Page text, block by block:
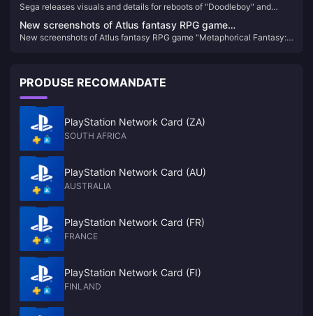
"Doodleboy" and "Crazy Taxi"
Sega releases visuals and details for reboots of "Doodleboy" and
New screenshots of Atlus fantasy RPG game
"Metaphorical Fantasy: ReFantazio"
New screenshots of Atlus fantasy RPG game "Metaphorical Fantasy:
PRODUSE RECOMANDATE
PlayStation Network Card (ZA)
SOUTH AFRICA
PlayStation Network Card (AU)
AUSTRALIA
PlayStation Network Card (FR)
FRANCE
PlayStation Network Card (FI)
FINLAND